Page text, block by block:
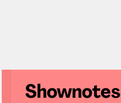
Shownotes